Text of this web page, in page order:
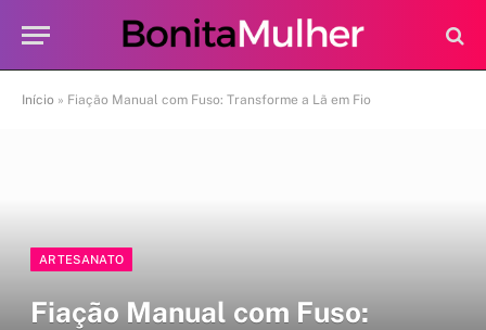
Início » Fiação Manual com Fuso: Transforme a Lã em Fio
ARTESANATO
Fiação Manual com Fuso: